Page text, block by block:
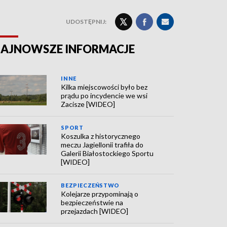
UDOSTĘPNIJ:
INFORMACJE
INNE
Kilka miejscowości było bez
prądu po incydencie we wsi
Zacisze [WIDEO]
SPORT
Koszulka z historycznego
meczu Jagiellonii trafiła do
Galerii Białostockiego Sportu
[WIDEO]
BEZPIECZEŃSTWO
Kolejarze przypominają o
bezpieczeństwie na
przejazdach [WIDEO]